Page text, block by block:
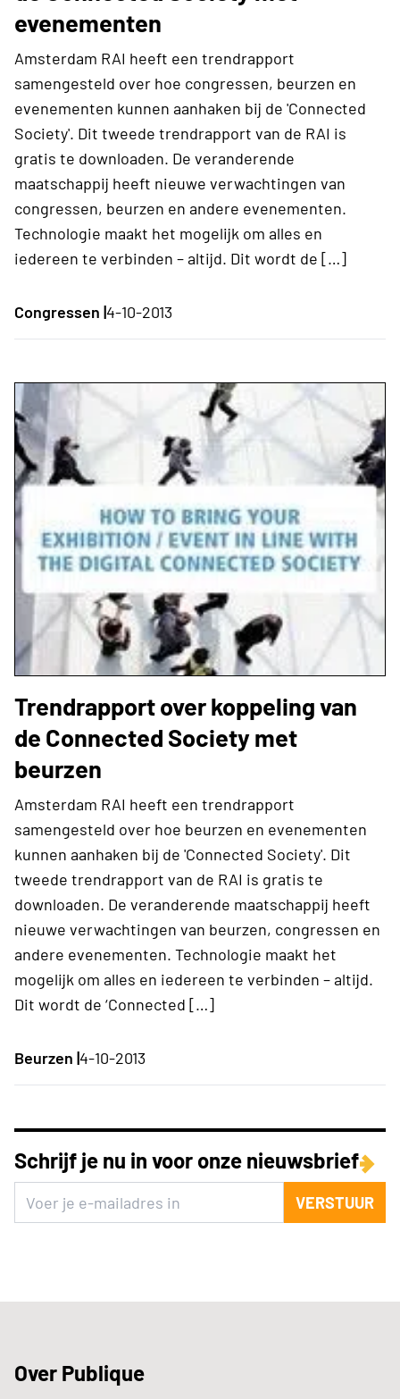
evenementen
Amsterdam RAI heeft een trendrapport
samengesteld over hoe congressen, beurzen en
evenementen kunnen aanhaken bij de 'Connected
Society'. Dit tweede trendrapport van de RAI is
gratis te downloaden. De veranderende
maatschappij heeft nieuwe verwachtingen van
congressen, beurzen en andere evenementen.
Technologie maakt het mogelijk om alles en
iedereen te verbinden – altijd. Dit wordt de […]
Congressen |4-10-2013
Trendrapport over koppeling van
de Connected Society met
beurzen
Amsterdam RAI heeft een trendrapport
samengesteld over hoe beurzen en evenementen
kunnen aanhaken bij de 'Connected Society'. Dit
tweede trendrapport van de RAI is gratis te
downloaden. De veranderende maatschappij heeft
nieuwe verwachtingen van beurzen, congressen en
andere evenementen. Technologie maakt het
mogelijk om alles en iedereen te verbinden – altijd.
Dit wordt de ‘Connected […]
Beurzen |4-10-2013
Schrijf je nu in voor onze nieuwsbrief
VERSTUUR
Over Publique